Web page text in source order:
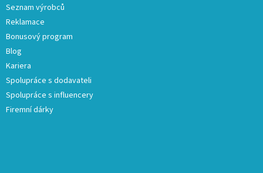
Seznam výrobců
Reklamace
Bonusový program
Blog
Kariera
Spolupráce s dodavateli
Spolupráce s influencery
Firemní dárky